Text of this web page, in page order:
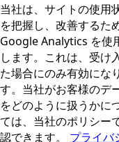
当社は、サイトの使用
を把握し、改善するた
Google Analytics を使
します。これは、受け
た場合にのみ有効にな
す。当社がお客様のデ
をどのように扱うかに
ては、当社のポリシー
認できます。
プライバ